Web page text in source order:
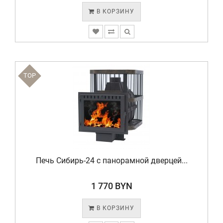
В КОРЗИНУ
TOP
Печь Сибирь-24 с панорамной дверцей...
1 770 BYN
В КОРЗИНУ